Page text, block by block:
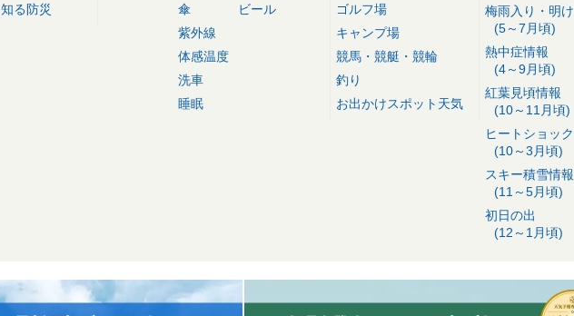
知る防災
傘
紫外線
体感温度
洗車
睡眠
ビール
ゴルフ場
キャンプ場
競馬・競艇・競輪
釣り
お出かけスポット天気
梅雨入り・明け
(5～7月頃)
熱中症情報
(4～9月頃)
紅葉見頃情報
(10～11月頃)
ヒートショック
(10～3月頃)
スキー積雪情報
(11～5月頃)
初日の出
(12～1月頃)